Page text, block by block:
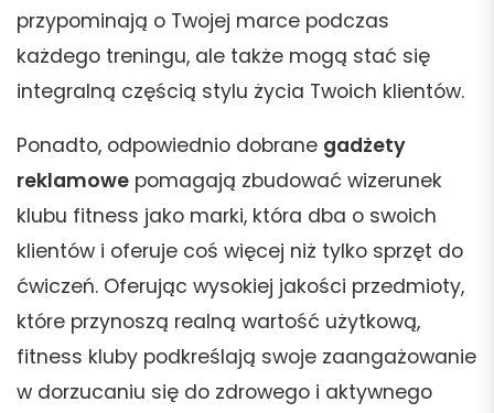
przypominają o Twojej marce podczas
każdego treningu, ale także mogą stać się
integralną częścią stylu życia Twoich klientów.
Ponadto, odpowiednio dobrane gadżety
reklamowe pomagają zbudować wizerunek
klubu fitness jako marki, która dba o swoich
klientów i oferuje coś więcej niż tylko sprzęt do
ćwiczeń. Oferując wysokiej jakości przedmioty,
które przynoszą realną wartość użytkową,
fitness kluby podkreślają swoje zaangażowanie
w dorzucaniu się do zdrowego i aktywnego